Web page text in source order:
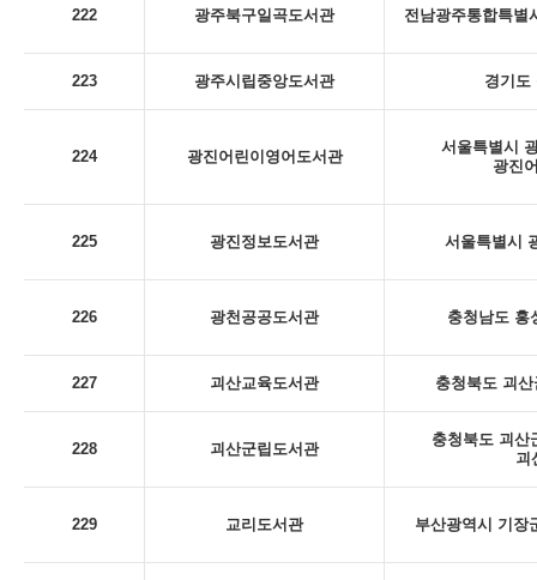
222 광주북구일곡도서관 전남광주통합특별
223 광주시립중앙도서관 경기도
224 광진어린이영어도서관
서울특별시
광진
225 광진정보도서관 서울특별시
226 광천공공도서관 충청남도 홍
227 괴산교육도서관 충청북도 괴
228 괴산군립도서관
충청북도 괴산
괴
229 교리도서관 부산광역시 기장